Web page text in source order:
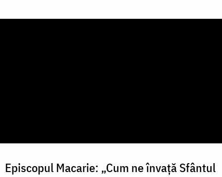
Episcopul Macarie: „Cum ne învață Sfântul